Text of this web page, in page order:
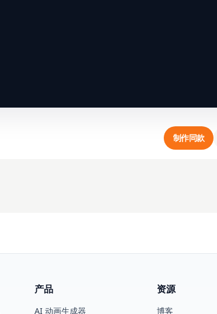
制作同款
产品
AI 动画生成器
资源
博客